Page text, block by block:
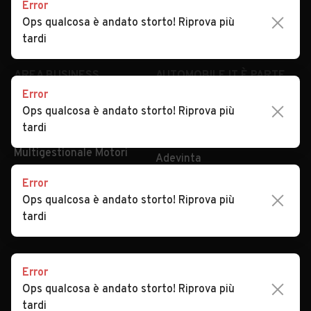
Impostazioni Privacy
Security
Valutazione auto
AREA BUSINESS
Registrazione
concessionario
Multigestionale Motori
AUTOMOBILE.IT È PARTE
subito.it
Adevinta
SEGUICI
Copyright © 2023 Marktplaats B.V. Tutti i diritti riservati.
Marktplaats B.V. - P.IVA 803.603.307.B.01
Error
Ops qualcosa è andato storto! Riprova più
tardi
Error
Ops qualcosa è andato storto! Riprova più
tardi
Error
Ops qualcosa è andato storto! Riprova più
tardi
Error
Ops qualcosa è andato storto! Riprova più
tardi